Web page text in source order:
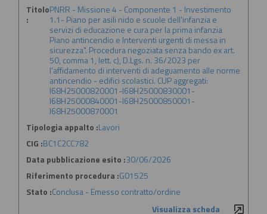
Titolo
:
PNRR - Missione 4 - Componente 1 - Investimento
1.1- Piano per asili nido e scuole dell'infanzia e
servizi di educazione e cura per la prima infanzia
Piano antincendio e Interventi urgenti di messa in
sicurezza". Procedura negoziata senza bando ex art.
50, comma 1, lett. c), D.Lgs. n. 36/2023 per
l'affidamento di interventi di adeguamento alle norme
antincendio - edifici scolastici. CUP aggregati:
I68H25000820001-I68H25000830001-
I68H25000840001-I68H25000850001-
I68H25000870001
Tipologia appalto :Lavori
CIG :BC1C2CC782
Data pubblicazione esito :30/06/2026
Riferimento procedura :G01525
Stato :Conclusa - Emesso contratto/ordine
Visualizza scheda